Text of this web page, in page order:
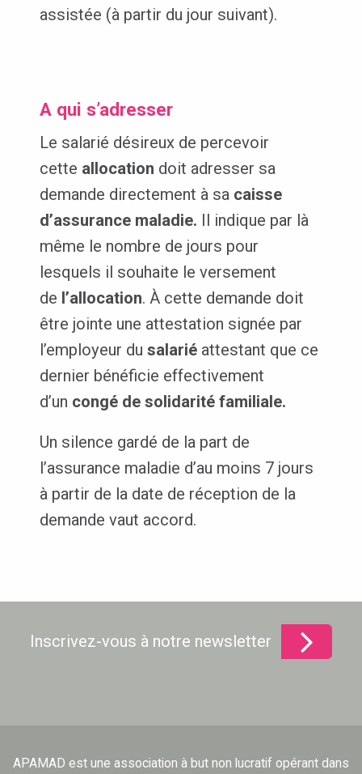
assistée (à partir du jour suivant).
A qui s’adresser
Le salarié désireux de percevoir
cette allocation doit adresser sa
demande directement à sa caisse
d’assurance maladie. Il indique par là
même le nombre de jours pour
lesquels il souhaite le versement
de l’allocation. À cette demande doit
être jointe une attestation signée par
l’employeur du salariéattestant que ce
dernier bénéficie effectivement
d’un congé de solidarité familiale.
Un silence gardé de la part de
l’assurance maladie d’au moins 7 jours
à partir de la date de réception de la
demande vaut accord.
Inscrivez-vous à notre newsletter
APAMAD est une association à but non lucratif opérant dans